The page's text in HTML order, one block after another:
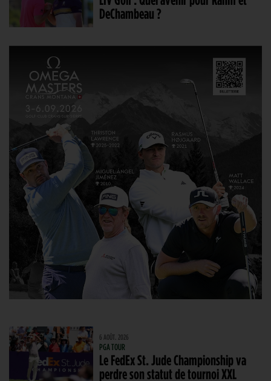
DeChambeau ?
6 AOÛT. 2026
PGA TOUR
Le FedEx St. Jude Championship va
perdre son statut de tournoi XXL